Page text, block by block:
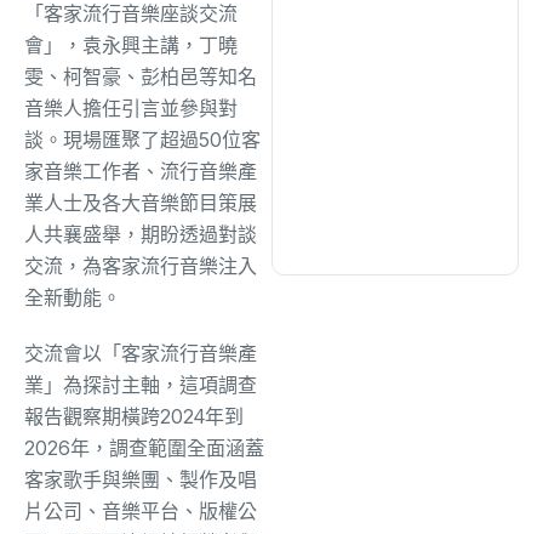
「客家流行音樂座談交流
會」，袁永興主講，丁曉
雯、柯智豪、彭柏邑等知名
音樂人擔任引言並參與對
談。現場匯聚了超過50位客
家音樂工作者、流行音樂產
業人士及各大音樂節目策展
人共襄盛舉，期盼透過對談
交流，為客家流行音樂注入
全新動能。
交流會以「客家流行音樂產
業」為探討主軸，這項調查
報告觀察期橫跨2024年到
2026年，調查範圍全面涵蓋
客家歌手與樂團、製作及唱
片公司、音樂平台、版權公